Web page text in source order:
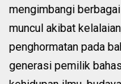
mengimbangi
muncul akibat
penghormatan pada
generasi pemilik